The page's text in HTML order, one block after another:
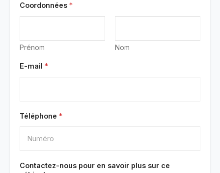
Coordonnées *
Prénom Nom
E-mail *
Téléphone *
Contactez-nous pour en savoir plus sur ce